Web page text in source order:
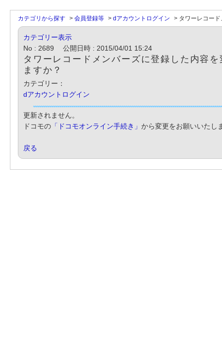
カテゴリから探す > 会員登録等 > dアカウントログイン > タワーレコー
カテゴリー表示
No : 2689
公開日時 : 2015/04/01 15:24
タワーレコードメンバーズに登録した内容
ますか？
カテゴリー：
dアカウントログイン
更新されません。
ドコモの 「ドコモオンライン手続き」 から変更をお願いいたし
戻る